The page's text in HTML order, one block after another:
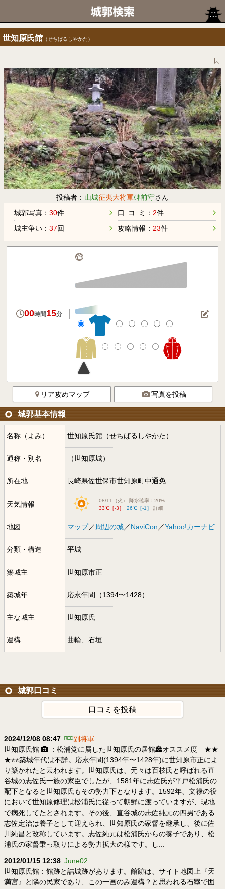
世知原氏館 （せちばるしやかた）
投稿者： 山城征夷大将軍碑前守さん
城郭写真： 30件
城主争い： 37回
口 コ ミ： 2件
攻略情報： 23件
00時間15分
リア攻めマップ 写真を投稿
城郭基本情報
名称（よみ） 世知原氏館（せちばるしやかた）
通称・別名 （世知原城）
所在地 長崎県佐世保市世知原町中通免
天気情報
08/11（火） 降水確率：20%
33℃［-3］
26℃［-1］ 詳細
地図 マップ／ 周辺の城／NaviCon ／Yahoo!カーナビ
分類・構造 平城
築城主 世知原市正
築城年 応永年間（1394〜1428）
主な城主 世知原氏
遺構 曲輪、石垣
城郭口コミ
口コミを投稿
2024/12/08 08:47 ᴿᴱᴰ副将軍
世知原氏館
：松浦党に属した世知原氏の居館🏯⁡オススメ度 ★★
★⭐︎⭐︎⁡築城年代は不詳。応永年間(1394年〜1428年)に世知原市正によ
り築かれたと云われます。⁡世知原氏は、元々は百枝氏と呼ばれる直
谷城の志佐氏一族の家臣でしたが、1581年に志佐氏が平戸松浦氏の
配下となると世知原氏もその勢力下となります。1592年、文禄の役
において世知原修理は松浦氏に従って朝鮮に渡っていますが、現地
で病死してたとされます。その後、直谷城の志佐純元の四男である
志佐定治は養子として迎えられ、世知原氏の家督を継承し、後に佐
川純昌と改称しています。志佐純元は松浦氏からの養子であり、松
浦氏の家督乗っ取りによる勢力拡大の様です。し...
2012/01/15 12:38 June02
世知原氏館：館跡と詰城跡があります。館跡は、サイト地図上『天
満宮』と隣の民家であり、この一画のみ遺構？と思われる石塁で囲